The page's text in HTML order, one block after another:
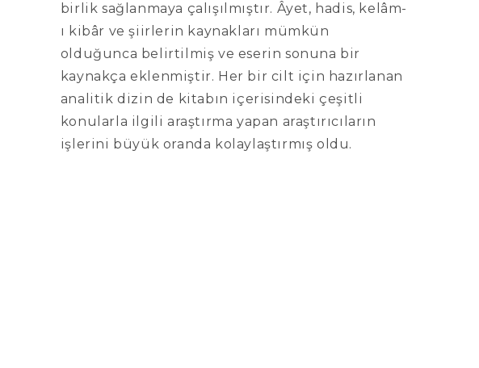
birlik sağlanmaya çalışılmıştır. Âyet, hadis, kelâm-
ı kibâr ve şiirlerin kaynakları mümkün
olduğunca belirtilmiş ve eserin sonuna bir
kaynakça eklenmiştir. Her bir cilt için hazırlanan
analitik dizin de kitabın içerisindeki çeşitli
konularla ilgili araştırma yapan araştırıcıların
işlerini büyük oranda kolaylaştırmış oldu.